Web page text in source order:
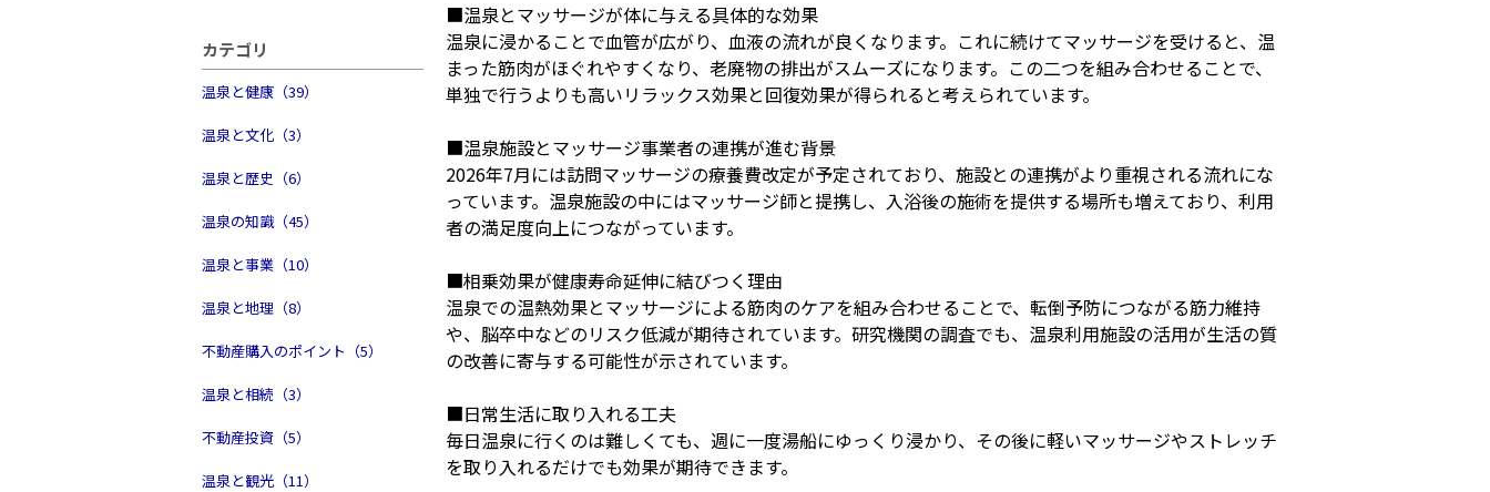
カテゴリ
温泉と健康（39）
温泉と文化（3）
温泉と歴史（6）
温泉の知識（45）
温泉と事業（10）
温泉と地理（8）
不動産購入のポイント（5）
温泉と相続（3）
不動産投資（5）
温泉と観光（11）
■温泉とマッサージが体に与える具体的な効果
温泉に浸かることで血管が広がり、血液の流れが良くなります。これに続けてマッサージを受けると、温
まった筋肉がほぐれやすくなり、老廃物の排出がスムーズになります。この二つを組み合わせることで、
単独で行うよりも高いリラックス効果と回復効果が得られると考えられています。
■温泉施設とマッサージ事業者の連携が進む背景
2026年7月には訪問マッサージの療養費改定が予定されており、施設との連携がより重視される流れにな
っています。温泉施設の中にはマッサージ師と提携し、入浴後の施術を提供する場所も増えており、利用
者の満足度向上につながっています。
■相乗効果が健康寿命延伸に結びつく理由
温泉での温熱効果とマッサージによる筋肉のケアを組み合わせることで、転倒予防につながる筋力維持
や、脳卒中などのリスク低減が期待されています。研究機関の調査でも、温泉利用施設の活用が生活の質
の改善に寄与する可能性が示されています。
■日常生活に取り入れる工夫
毎日温泉に行くのは難しくても、週に一度湯船にゆっくり浸かり、その後に軽いマッサージやストレッチ
を取り入れるだけでも効果が期待できます。